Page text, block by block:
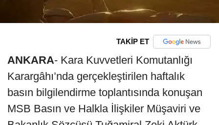
TAKİP ET
ANKARA- Kara Kuvvetleri Komutanlığı
Karargâhı’nda gerçekleştirilen haftalık
basın bilgilendirme toplantısında konuşan
MSB Basın ve Halkla İlişkiler Müşaviri ve